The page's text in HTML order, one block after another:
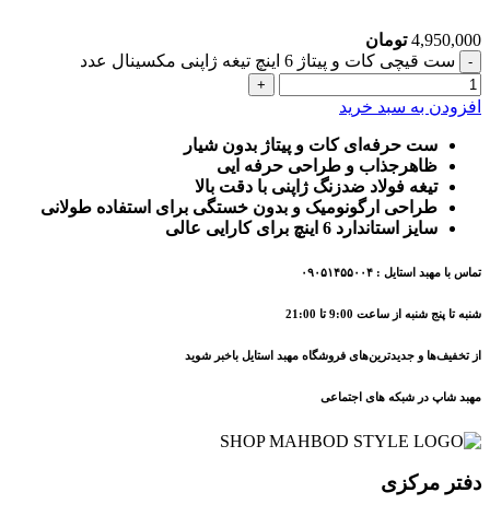
4,950,000 تومان
ست قیچی کات و پیتاژ 6 اینچ تیغه ژاپنی مکسینال عدد
افزودن به سبد خرید
ست حرفه‌ای کات و پیتاژ بدون شیار
ظاهرجذاب و طراحی حرفه ایی
تیغه فولاد ضدزنگ ژاپنی با دقت بالا
طراحی ارگونومیک و بدون خستگی برای استفاده طولانی
سایز استاندارد 6 اینچ برای کارایی عالی
تماس با مهبد استایل : ۰۹۰۵۱۴۵۵۰۰۴
شنبه تا پنج شنبه از ساعت 9:00 تا 21:00
از تخفیف‌ها و جدیدترین‌های فروشگاه مهبد استایل باخبر شوید
مهبد شاپ در شبکه های اجتماعی
دفتر مرکزی